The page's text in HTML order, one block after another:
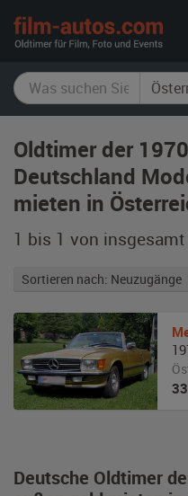
Oldtimer der
Deutschland
mieten in
1 bis 1 von insgesamt
Sortieren nach: Neuzugänge
Deutsche Oldtimer